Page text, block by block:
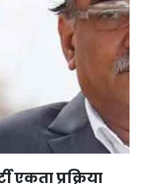
एकता प्रक्रिया